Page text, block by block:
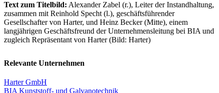
Text zum Titelbild: Alexander Zabel (r.), Leiter der Instandhaltung,
zusammen mit Reinhold Specht (l.), geschäftsführender
Gesellschafter von Harter, und Heinz Becker (Mitte), einem
langjährigen Geschäftsfreund der Unternehmensleitung bei BIA und
zugleich Repräsentant von Harter (Bild: Harter)
Relevante Unternehmen
Harter GmbH
BIA Kunststoff- und Galvanotechnik